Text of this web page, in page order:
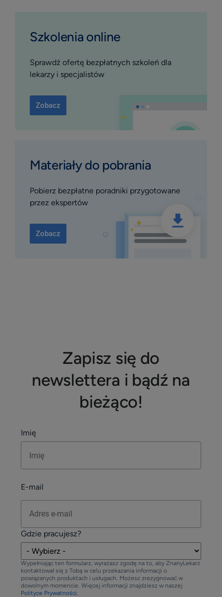
Szkolenia online
Sprawdź ofertę bezpłatnych szkoleń dla
lekarzy i specjalistów
Zobacz
Materiały do pobrania
Pobierz bezpłatne poradniki przygotowane
przez ekspertów
Zobacz
Zapisz się do
newslettera i bądź na
bieżąco!
Imię
E-mail
Gdzie pracujesz?
Wypełniając ten formularz, wyrażasz zgodę na to, aby ZnanyLekarz
kontaktował się z Tobą w celu przekazania informacji o
powiązanych produktach i usługach. Możesz zrezygnować w
dowolnym momencie. Więcej informacji znajdziesz w naszej
Polityce Prywatności.